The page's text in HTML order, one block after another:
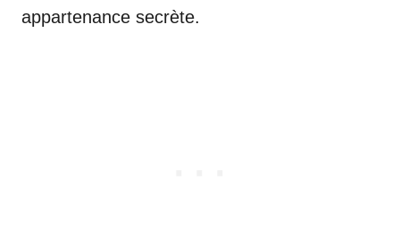
appartenance secrète.